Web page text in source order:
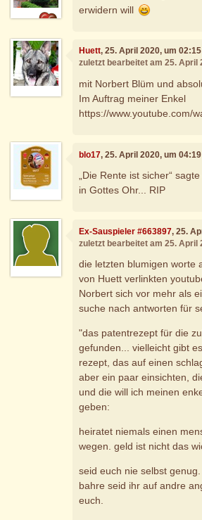
erwidern will
Huett, 25. April 2020, um 02:15
zuletzt bearbeitet am 25. April
mit Norbert Blüm und
Im Auftrag meiner Enkel
https://www.youtube.com/
blo17, 25. April 2020, um 04:19
„Die Rente ist sicher“
in Gottes Ohr... RIP
Ex-Sauspieler #663897, 25.
zuletzt bearbeitet am 25. April
die letzten blumigen worte
von Huett verlinkten
Norbert sich vor mehr als
suche nach antworten für
"das patentrezept für die
gefunden... vielleicht gibt
rezept, das auf einen
aber ein paar einsichten,
und die will ich meinen
geben:
heiratet niemals einen
wegen. geld ist nicht das
seid euch nie selbst
bahre seid ihr auf andre
euch.